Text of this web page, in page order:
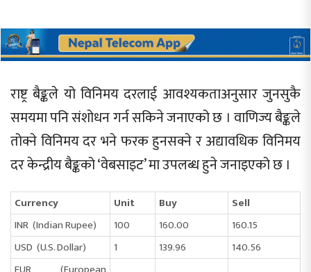
राष्ट्र बैङ्कले यो विनिमय दरलाई आवश्यकताअनुसार जुनसुकै
समयमा पनि संशोधन गर्न सकिने जनाएको छ । वाणिज्य बैङ्कले
तोक्ने विनिमय दर भने फरक हुनसक्ने र अद्यावधिक विनिमय
दर केन्द्रीय बैङ्कको ‘वेबसाइट’ मा उपलब्ध हुने जनाइएको छ ।
Currency Unit Buy
Sell
INR (Indian Rupee)
100 160.00
160.15
USD (U.S. Dollar)
1 139.96
140.56